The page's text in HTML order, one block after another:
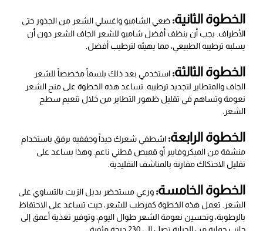
الخطوة الثانية: ضعي الشامبو واغسلي الشعر من الجذور حتى
الأطراف. يجب أن ينظف أفضل شامبو للشعر الجاف الشعر دون أن
يسلبه ترطيبه الطبيعي، مما يهيئه لترطيب أفضل.
الخطوة الثالثة: استخدمي بعد ذلك بلسماً مخصصاً للشعر
الجاف والمتطاير لتجديد ترطيبه. تساعد هذه الخطوة على منح الشعر
نعومة وتساهم في تقليل ظهور التطاير من خلال تنعيم سطح
الشعر.
الخطوة الرابعة: اشطفي شعرك جيداً وجففيه برفق باستخدام
منشفة من الميكروفايبر أو قميص قطني ناعم. وهذا يساعد على
تقليل الاحتكاك مقارنة بالمناشف التقليدية.
الخطوة الخامسة: وزعي مستحضر بديل الزيت بالتساوي على
الشعر. تعمل هذه الخطوة كمرطب للشعر، حيث تساعد على الاحتفاظ
بالرطوبة، وتحسين نعومة الشعر طوال اليوم، وتوفير تغذية أعمق إلى